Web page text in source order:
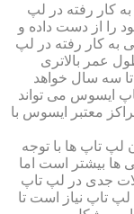
کار رفته در لپ
را از دست داده و
به کار رفته در لپ
عمر بالاتری
تا سه سال خواهد
ایسوس می تواند
معتبر ایسوس با
تاپ ها با توجه
ها بیشتر است اما
جدی در لپ تاپ
تاپ نیاز است تا